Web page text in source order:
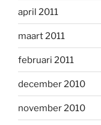
april 2011
maart 2011
februari 2011
december 2010
november 2010